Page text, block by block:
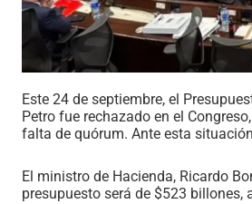
Este 24 de septiembre, el
Petro fue rechazado en el
falta de quórum. Ante esta
El ministro de Hacienda, Ricardo
presupuesto será de $523